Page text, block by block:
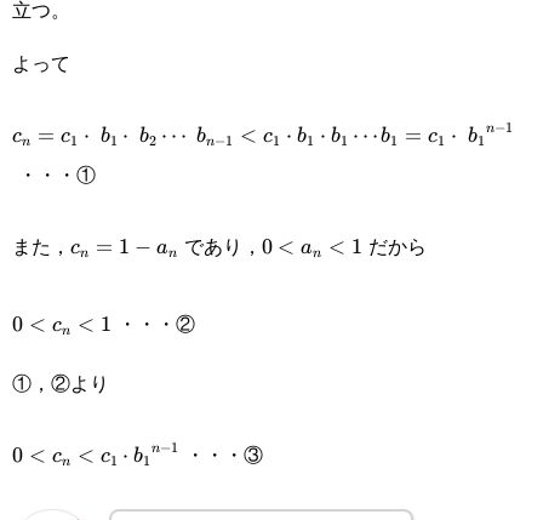
立つ。
よって
c_{n}=c_1\cdot b_1\cdot b_2\cdots b_{n-
1}<c_1\cdot b_1\cdot b_1\cdots b_1 =
cn = c1 ⋅ b1 ⋅ b2 ⋯ bn−1 < c1 ⋅ b1 ⋅ b1 ⋯ b1 = c1 ⋅ b1
n−1
・・・①
また， cn = 1 − an であり， 0 < an < 1 だから
0 < cn < 1 ・・・②
①，②より
0<c_n<c_1\cdot{b_1}^{n-
0 < cn < c1 ⋅ b1
n−1 ・・・③